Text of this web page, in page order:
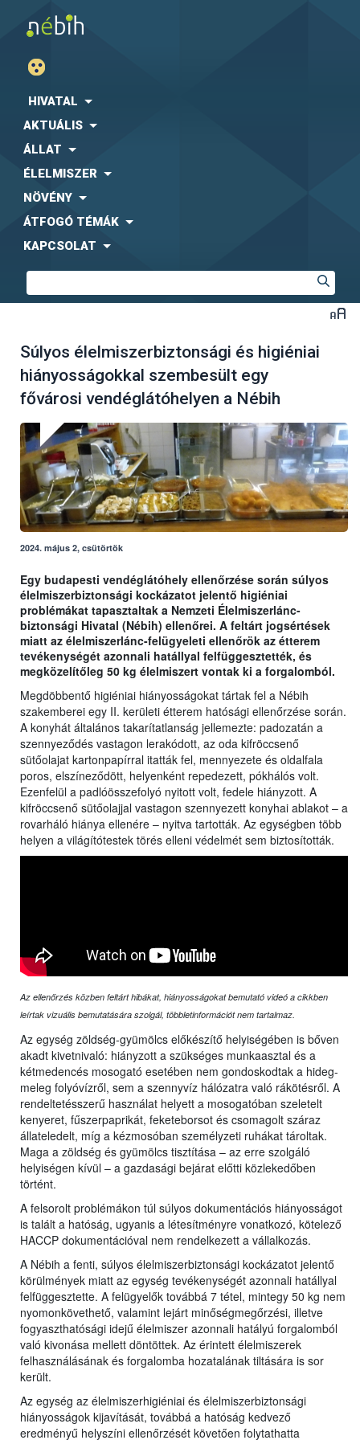
HIVATAL
AKTUÁLIS
ÁLLAT
ÉLELMISZER
NÖVÉNY
ÁTFOGÓ TÉMÁK
KAPCSOLAT
Súlyos élelmiszerbiztonsági és higiéniai
hiányosságokkal szembesült egy
fővárosi vendéglátóhelyen a Nébih
2024. május 2, csütörtök
Egy budapesti vendéglátóhely ellenőrzése során súlyos
élelmiszerbiztonsági kockázatot jelentő higiéniai
problémákat tapasztaltak a Nemzeti Élelmiszerlánc-
biztonsági Hivatal (Nébih) ellenőrei. A feltárt jogsértések
miatt az élelmiszerlánc-felügyeleti ellenőrök az étterem
tevékenységét azonnali hatállyal felfüggesztették, és
megközelítőleg 50 kg élelmiszert vontak ki a forgalomból.
Megdöbbentő higiéniai hiányosságokat tártak fel a Nébih
szakemberei egy II. kerületi étterem hatósági ellenőrzése során.
A konyhát általános takarítatlanság jellemezte: padozatán a
szennyeződés vastagon lerakódott, az oda kifröccsenő
sütőolajat kartonpapírral itatták fel, mennyezete és oldalfala
poros, elszíneződött, helyenként repedezett, pókhálós volt.
Ezenfelül a padlóösszefolyó nyitott volt, fedele hiányzott. A
kifröccsenő sütőolajjal vastagon szennyezett konyhai ablakot – a
rovarháló hiánya ellenére – nyitva tartották. Az egységben több
helyen a világítótestek törés elleni védelmét sem biztosították.
Az ellenőrzés közben feltárt hibákat, hiányosságokat bemutató videó a cikkben
leírtak vizuális bemutatására szolgál, többletinformációt nem tartalmaz.
Az egység zöldség-gyümölcs előkészítő helyiségében is bőven
akadt kivetnivaló: hiányzott a szükséges munkaasztal és a
kétmedencés mosogató esetében nem gondoskodtak a hideg-
meleg folyóvízről, sem a szennyvíz hálózatra való rákötésről. A
rendeltetésszerű használat helyett a mosogatóban szeletelt
kenyeret, fűszerpaprikát, feketeborsot és csomagolt száraz
állateledelt, míg a kézmosóban személyzeti ruhákat tároltak.
Maga a zöldség és gyümölcs tisztítása – az erre szolgáló
helyiségen kívül – a gazdasági bejárat előtti közlekedőben
történt.
A felsorolt problémákon túl súlyos dokumentációs hiányosságot
is talált a hatóság, ugyanis a létesítményre vonatkozó, kötelező
HACCP dokumentációval nem rendelkezett a vállalkozás.
A Nébih a fenti, súlyos élelmiszerbiztonsági kockázatot jelentő
körülmények miatt az egység tevékenységét azonnali hatállyal
felfüggesztette. A felügyelők továbbá 7 tétel, mintegy 50 kg nem
nyomonkövethető, valamint lejárt minőségmegőrzési, illetve
fogyaszthatósági idejű élelmiszer azonnali hatályú forgalomból
való kivonása mellett döntöttek. Az érintett élelmiszerek
felhasználásának és forgalomba hozatalának tiltására is sor
került.
Az egység az élelmiszerhigiéniai és élelmiszerbiztonsági
hiányosságok kijavítását, továbbá a hatóság kedvező
eredményű helyszíni ellenőrzését követően folytathatta